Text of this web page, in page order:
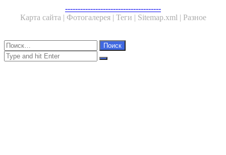
--------------------------------------
Карта сайта | Фотогалерея | Теги | Sitemap.xml | Разное
Close
Найти:
Close
Search